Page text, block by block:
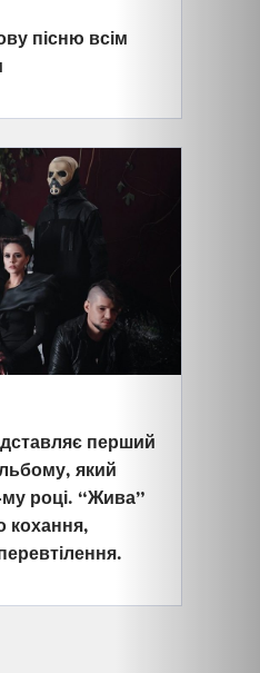
пісню всім
перший
який
му році. “Жива”
кохання,